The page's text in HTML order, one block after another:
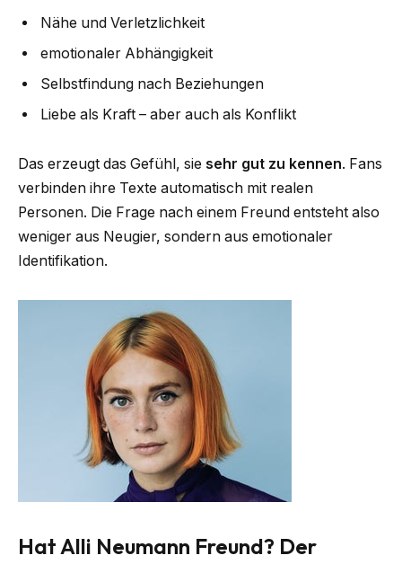
Nähe und Verletzlichkeit
emotionaler Abhängigkeit
Selbstfindung nach Beziehungen
Liebe als Kraft – aber auch als Konflikt
Das erzeugt das Gefühl, sie sehr gut zu kennen. Fans
verbinden ihre Texte automatisch mit realen
Personen. Die Frage nach einem Freund entsteht also
weniger aus Neugier, sondern aus emotionaler
Identifikation.
Hat Alli Neumann Freund? Der